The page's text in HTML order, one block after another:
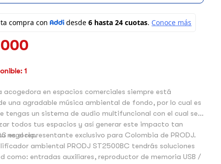
1
acogedora en espacios comerciales siempre está
una agradable música ambiental de fondo, por lo cual es
tengas un sistema de audio multifuncional con el cual se
todos tus espacios y así generar este impacto tan
negocio.
ambiental PRODJ ST2500BC tendrás soluciones
como: entradas auxiliares, reproductor de memoria USB /
es el representante exclusivo para Colombia de PRODJ.